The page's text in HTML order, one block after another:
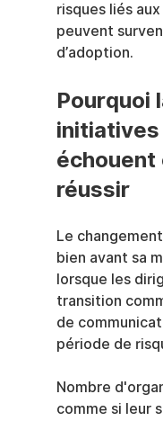
risques liés
peuvent
d’adoption.
Pourquoi
initiatives
échouent
réussir
Le
bien avant sa
lorsque les
transition
de
période de
Nombre
comme si leur